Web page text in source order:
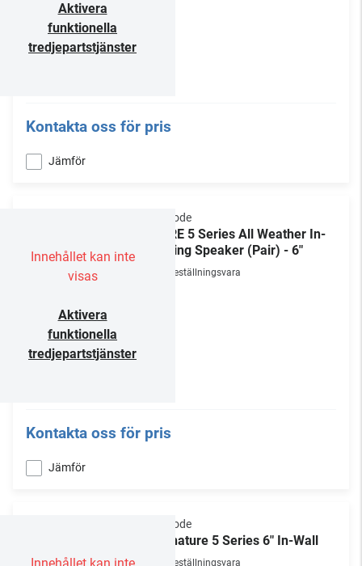
Aktivera
funktionella
tredjepartstjänster
Kontakta oss för pris
Jämför
Innehållet kan inte
visas
Aktivera
funktionella
tredjepartstjänster
Episode
CORE 5 Series All Weather In-
Ceiling Speaker (Pair) - 6"
Beställningsvara
Kontakta oss för pris
Jämför
Episode
Signature 5 Series 6" In-Wall
Beställningsvara